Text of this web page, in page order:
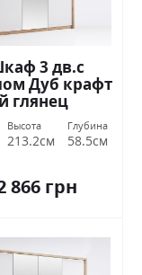
3 дв.с
Дуб крафт
глянец
Высота
213.2см
Глубина
58.5см
866 грн